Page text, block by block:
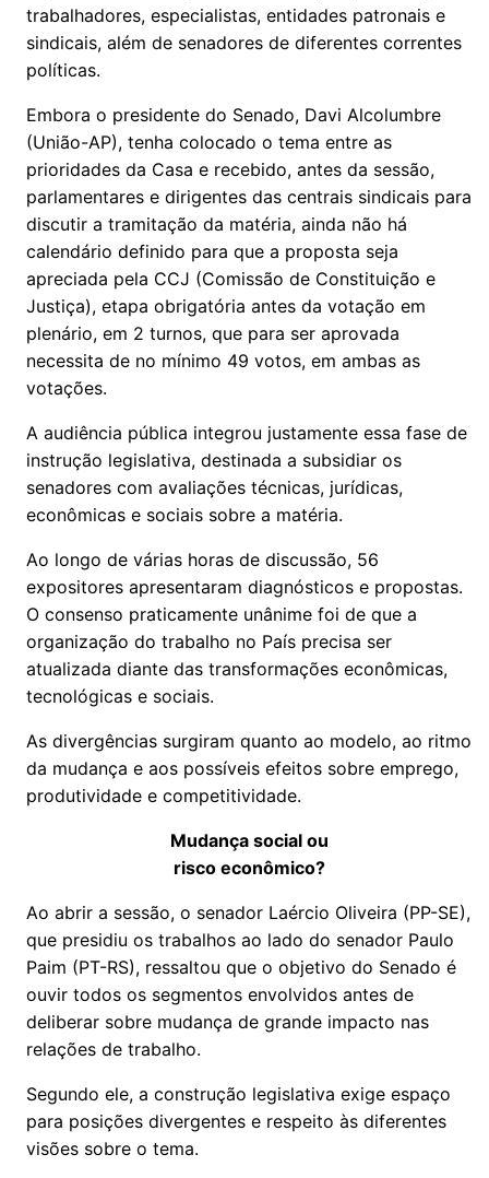
trabalhadores, especialistas, entidades patronais e
sindicais, além de senadores de diferentes correntes
políticas.
Embora o presidente do Senado, Davi Alcolumbre
(União-AP), tenha colocado o tema entre as
prioridades da Casa e recebido, antes da sessão,
parlamentares e dirigentes das centrais sindicais para
discutir a tramitação da matéria, ainda não há
calendário definido para que a proposta seja
apreciada pela CCJ (Comissão de Constituição e
Justiça), etapa obrigatória antes da votação em
plenário, em 2 turnos, que para ser aprovada
necessita de no mínimo 49 votos, em ambas as
votações.
A audiência pública integrou justamente essa fase de
instrução legislativa, destinada a subsidiar os
senadores com avaliações técnicas, jurídicas,
econômicas e sociais sobre a matéria.
Ao longo de várias horas de discussão, 56
expositores apresentaram diagnósticos e propostas.
O consenso praticamente unânime foi de que a
organização do trabalho no País precisa ser
atualizada diante das transformações econômicas,
tecnológicas e sociais.
As divergências surgiram quanto ao modelo, ao ritmo
da mudança e aos possíveis efeitos sobre emprego,
produtividade e competitividade.
Mudança social ou
risco econômico?
Ao abrir a sessão, o senador Laércio Oliveira (PP-SE),
que presidiu os trabalhos ao lado do senador Paulo
Paim (PT-RS), ressaltou que o objetivo do Senado é
ouvir todos os segmentos envolvidos antes de
deliberar sobre mudança de grande impacto nas
relações de trabalho.
Segundo ele, a construção legislativa exige espaço
para posições divergentes e respeito às diferentes
visões sobre o tema.